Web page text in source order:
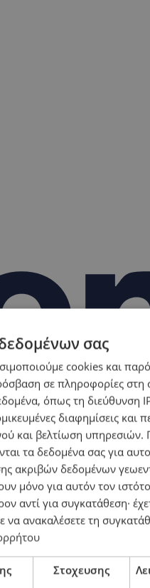
σας
cookies και
σε πληροφορίες στη
όπως τη διεύθυνση
διαφημίσεις και
και βελτίωση υπηρεσιών.
τα δεδομένα σας για
ακριβών δεδομένων
μόνο για αυτόν τον
αντί για συγκατάθεση·
να ανακαλέσετε τη
Στοχευσης